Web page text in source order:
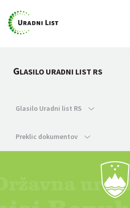
GLASILO URADNI LIST RS
Glasilo Uradni list RS
Preklic dokumentov